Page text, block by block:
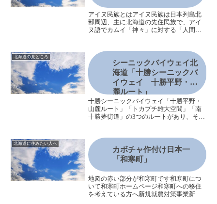
アイヌ民族とはアイヌ民族は日本列島北
部周辺、主に北海道の先住民族で、アイ
ヌ語でカムイ「神々」に対する「人間」
るものを採集しながら生活し、伝統文化
を形成し、信仰も築いてい...
北海道の見どころ
シーニックバイウェイ北
海道「十勝シーニックバ
イウェイ 十勝平野・山
麓ルート」
十勝シーニックバイウェイ「十勝平野・
山麓ルート」「トカプチ雄大空間」「南
十勝夢街道」の3つのルートがあり、それ
で十勝地方全域がシーニックバイウェイ
ルートとなります。シー...
北海道に住みたい人へ
カボチャ作付け日本一
「和寒町」
地図の赤い部分が和寒町です和寒町につ
いて和寒町ホームページ和寒町への移住
を考えている方へ新規就農対策事業新規